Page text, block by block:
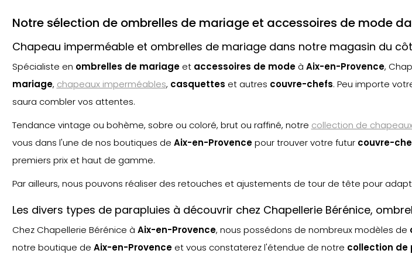
Notre sélection de ombrelles de mariage et accessoires de mode
Chapeau imperméable et ombrelles de mariage dans notre magasin du
Spécialiste en ombrelles de mariageet accessoires de modeà Aix-en-Provence,
mariage, chapeaux imperméables, casquettes et autres couvre-chefs. Peu importe
saura combler vos attentes.
Tendance vintage ou bohème, sobre ou coloré, brut ou raffiné, notre collection de
vous dans l'une de nos boutiques de Aix-en-Provencepour trouver votre futur couvre-
premiers prix et haut de gamme.
Par ailleurs, nous pouvons réaliser des retouches et ajustements de tour de tête pour
Les divers types de parapluies à découvrir chez Chapellerie Bérénice,
Chez Chapellerie Bérénice à Aix-en-Provence, nous possédons de nombreux modèles de
notre boutique de Aix-en-Provenceet vous constaterez l'étendue de notre collection de